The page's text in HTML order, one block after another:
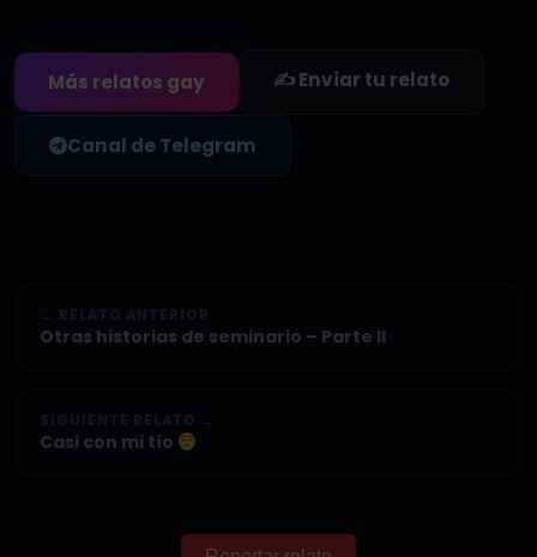
Más relatos gay ✍️ Enviar tu relato
Canal de Telegram
Otras historias de seminario – Parte II
Casi con mi tío